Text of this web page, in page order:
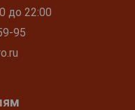
до 22:00
95